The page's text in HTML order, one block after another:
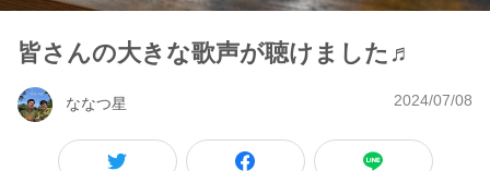
皆さんの大きな歌声が聴けました♬
ななつ星 2024/07/08